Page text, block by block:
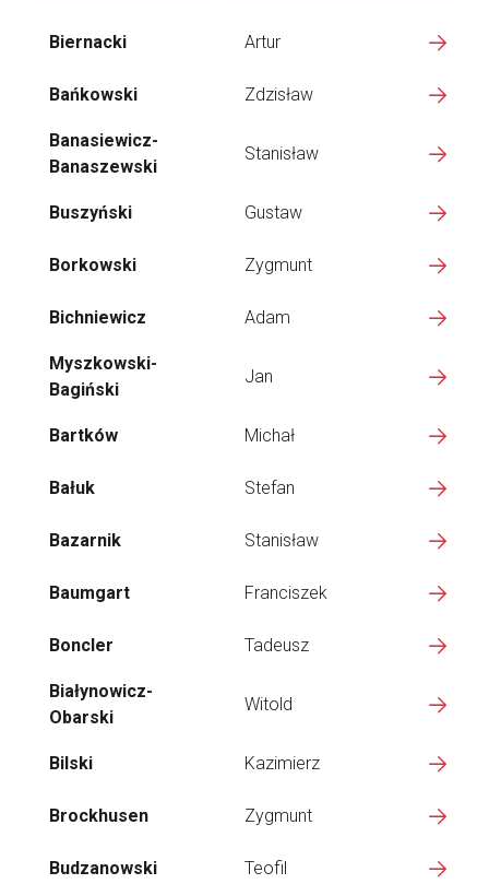
Biernacki Artur
Bańkowski Zdzisław
Banasiewicz-
Banaszewski
Stanisław
Buszyński Gustaw
Borkowski Zygmunt
Bichniewicz Adam
Myszkowski-
Bagiński
Jan
Bartków Michał
Bałuk Stefan
Bazarnik Stanisław
Baumgart Franciszek
Boncler Tadeusz
Białynowicz-
Obarski
Witold
Bilski Kazimierz
Brockhusen Zygmunt
Budzanowski Teofil